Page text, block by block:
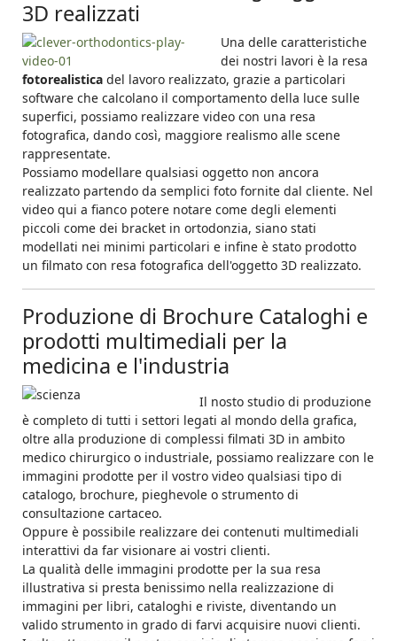
3D realizzati
Una delle caratteristiche
dei nostri lavori è la resa
fotorealistica del lavoro realizzato, grazie a particolari
software che calcolano il comportamento della luce sulle
superfici, possiamo realizzare video con una resa
fotografica, dando così, maggiore realismo alle scene
rappresentate.
Possiamo modellare qualsiasi oggetto non ancora
realizzato partendo da semplici foto fornite dal cliente. Nel
video qui a fianco potere notare come degli elementi
piccoli come dei bracket in ortodonzia, siano stati
modellati nei minimi particolari e infine è stato prodotto
un filmato con resa fotografica dell'oggetto 3D realizzato.
Produzione di Brochure Cataloghi e
prodotti multimediali per la
medicina e l'industria
Il nosto studio di produzione
è completo di tutti i settori legati al mondo della grafica,
oltre alla produzione di complessi filmati 3D in ambito
medico chirurgico o industriale, possiamo realizzare con le
immagini prodotte per il vostro video qualsiasi tipo di
catalogo, brochure, pieghevole o strumento di
consultazione cartaceo.
Oppure è possibile realizzare dei contenuti multimediali
interattivi da far visionare ai vostri clienti.
La qualità delle immagini prodotte per la sua resa
illustrativa si presta benissimo nella realizzazione di
immagini per libri, cataloghi e riviste, diventando un
valido strumento in grado di farvi acquisire nuovi clienti.